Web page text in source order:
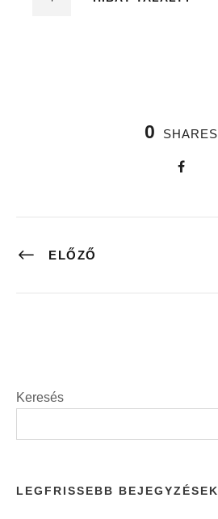
0 SHARES
ELŐZŐ
Keresés
LEGFRISSEBB BEJEGYZÉSEK